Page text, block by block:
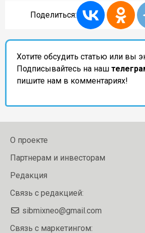
Поделиться:
Хотите обсудить статью или вы
Подписывайтесь на наш
пишите нам в комментариях!
О проекте
Партнерам и инвесторам
Редакция
Связь с редакцией:
sibmixneo@gmail.com
Связь с маркетингом: